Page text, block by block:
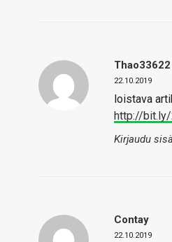
Thao33622
22.10.2019
loistava
http://
Kirjaudu
Contay
22.10.2019